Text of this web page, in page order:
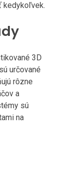
kedykoľvek.
3D
určované
rôzne
a
sú
na